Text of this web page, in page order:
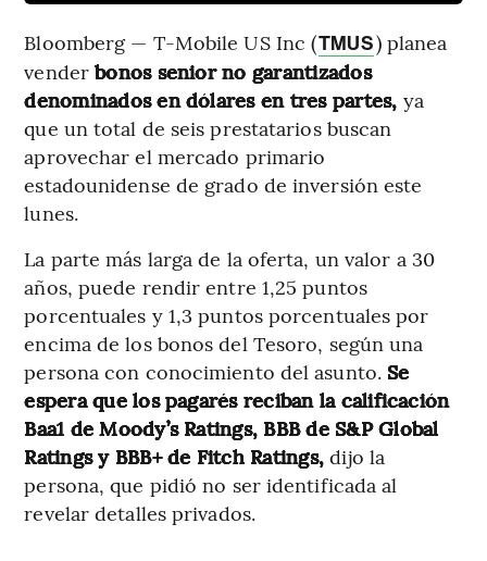
Bloomberg — T-Mobile US Inc (TMUS) planea
venderbonos senior no garantizados
denominados en dólares en tres partes, ya
que un total de seis prestatarios buscan
aprovechar el mercado primario
estadounidense de grado de inversión este
lunes.
La parte más larga de la oferta, un valor a 30
años, puede rendir entre 1,25 puntos
porcentuales y 1,3 puntos porcentuales por
encima de los bonos del Tesoro, según una
persona con conocimiento del asunto. Se
espera que los pagarés reciban la calificación
Baa1 de Moody’s Ratings, BBB de S&P Global
Ratings y BBB+ de Fitch Ratings,dijo la
persona, que pidió no ser identificada al
revelar detalles privados.